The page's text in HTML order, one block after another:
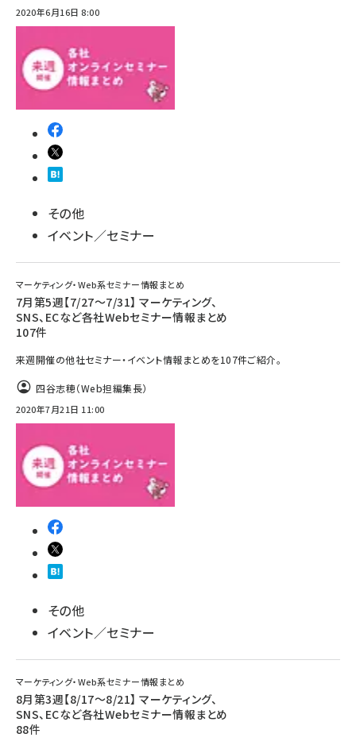
2020年6月16日 8:00
その他
イベント／セミナー
マーケティング・Web系セミナー情報まとめ
7月第5週【7/27～7/31】 マーケティング、
SNS、ECなど各社Webセミナー情報まとめ
107件
来週開催の他社セミナー・イベント情報まとめを107件ご紹介。
四谷志穂（Web担編集長）
2020年7月21日 11:00
その他
イベント／セミナー
マーケティング・Web系セミナー情報まとめ
8月第3週【8/17～8/21】 マーケティング、
SNS、ECなど各社Webセミナー情報まとめ
88件